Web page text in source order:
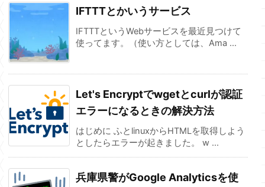
IFTTTとかいうサービス
IFTTTというWebサービスを最近見つけて
使ってます。（使い方としては、Ama ...
Let's Encryptでwgetとcurlが認証
エラーになるときの解決方法
はじめに ふとlinuxからHTMLを取得しよう
としたらエラーが起きました。 w ...
兵庫県警がGoogle Analyticsを使